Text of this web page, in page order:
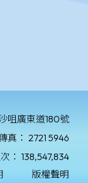
咀廣東道180號
真： 2721 5946
： 138,547,834
版權聲明